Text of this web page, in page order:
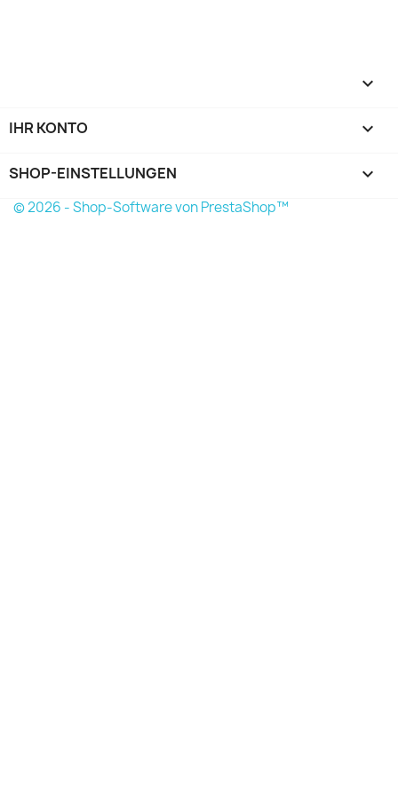

IHR KONTO 
SHOP-EINSTELLUNGEN keyboard_arrow_down
© 2026 - Shop-Software von PrestaShop™